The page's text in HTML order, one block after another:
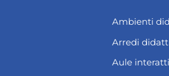
Ambienti
Arredi
Aule